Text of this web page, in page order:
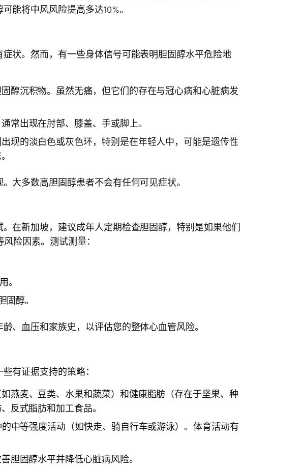
能将中风风险提高多达10%。
状。然而，有一些身体信号可能表明胆固醇水平危险地
醇沉积物。虽然无痛，但它们的存在与冠心病和心脏病发
常出现在肘部、膝盖、手或脚上。
现的淡白色或灰色环，特别是在年轻人中，可能是遗传性
大多数高胆固醇患者不会有任何可见症状。
在新加坡，建议成年人定期检查胆固醇，特别是如果他们
险因素。测试测量：
。
固醇。
、血压和家族史，以评估您的整体心血管风险。
有证据支持的策略：
燕麦、豆类、水果和蔬菜）和健康脂肪（存在于坚果、种
反式脂肪和加工食品。
中等强度活动（如快走、骑自行车或游泳）。体育活动有
胆固醇水平并降低心脏病风险。